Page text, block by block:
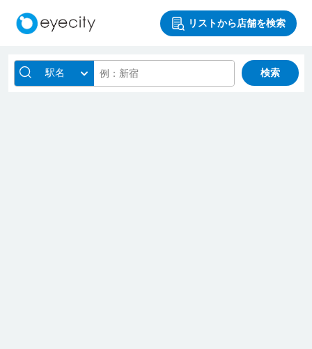
リストから店舗を検索
駅名 検索